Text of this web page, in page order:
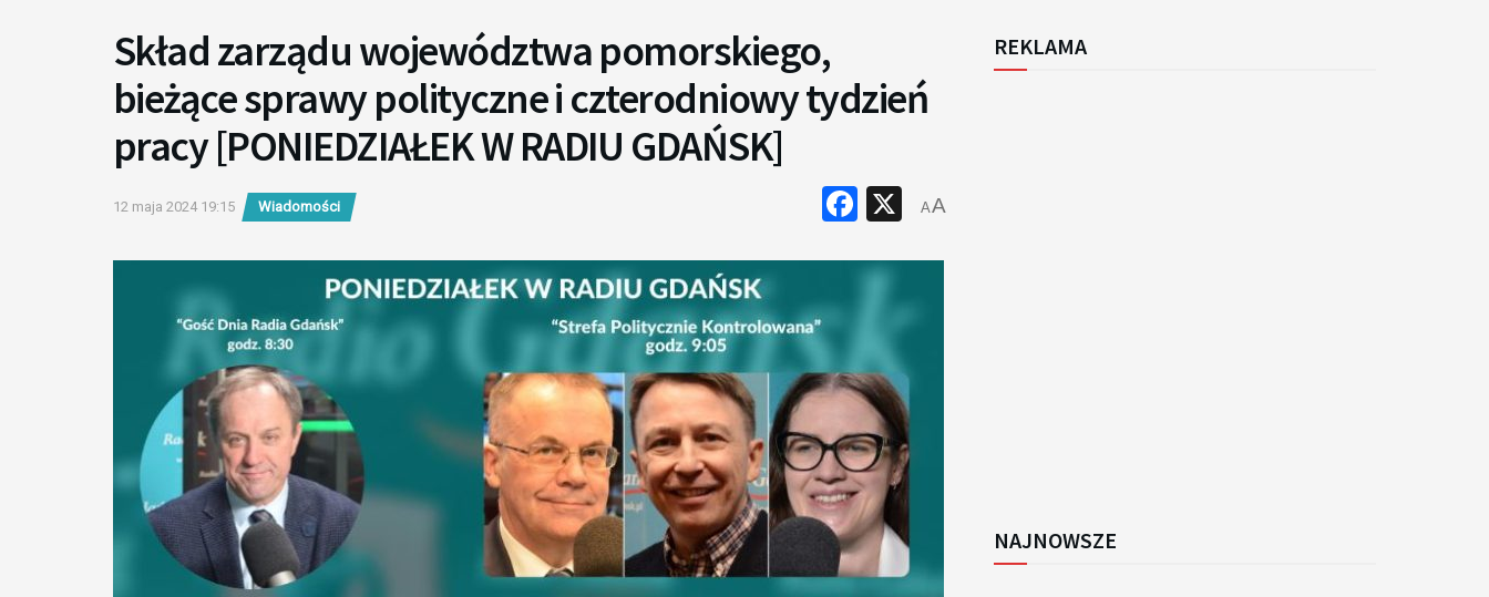
Skład zarządu województwa pomorskiego,
bieżące sprawy polityczne i czterodniowy tydzień
pracy [PONIEDZIAŁEK W RADIU GDAŃSK]
12 maja 2024 19:15 Wiadomości Facebook
X
AA
REKLAMA
NAJNOWSZE